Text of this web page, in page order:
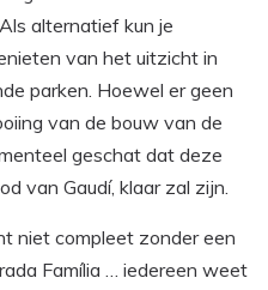
alternatief kun je
van het uitzicht in
parken. Hoewel er geen
van de bouw van de
geschat dat deze
van Gaudí, klaar zal zijn.
niet compleet zonder een
Família … iedereen weet